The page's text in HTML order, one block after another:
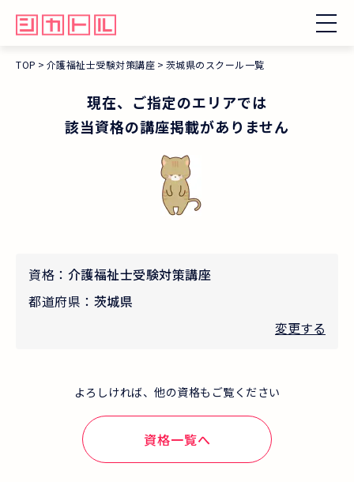
TOP 介護福祉士受験対策講座 茨城県のスクール一覧
現在、ご指定のエリアでは
該当資格の講座掲載がありません
資格： 介護福祉士受験対策講座
都道府県： 茨城県
変更する
よろしければ、他の資格もご覧ください
資格一覧へ